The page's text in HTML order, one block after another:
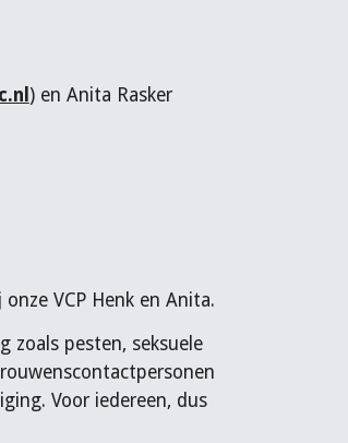
)en Anita Rasker
VCP Henk en Anita.
zoals pesten, seksuele
Voor iedereen, dus